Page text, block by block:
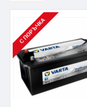
С ПОРЪЧКА